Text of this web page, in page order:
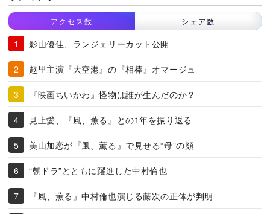
アクセス数 シェア数
影山優佳、ランジェリーカット公開
趣里主演『大空港』の『相棒』オマージュ
『映画ちいかわ』怪物は誰が生んだのか？
見上愛、『風、薫る』との1年を振り返る
美山加恋が『風、薫る』で見せる“母”の顔
“朝ドラ”とともに躍進した中村倫也
『風、薫る』中村倫也演じる藤次の正体が判明